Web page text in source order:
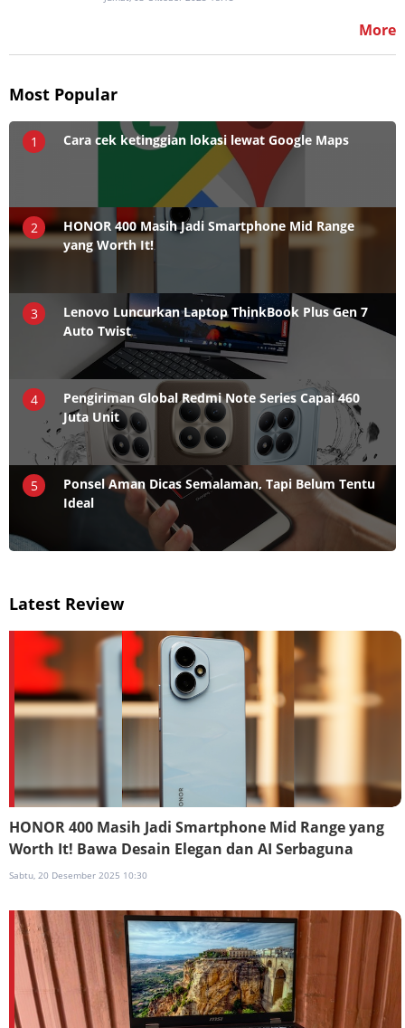
More
Most Popular
1 Cara cek ketinggian lokasi lewat Google Maps
2
HONOR 400 Masih Jadi Smartphone Mid Range
yang Worth It!
3
Lenovo Luncurkan Laptop ThinkBook Plus Gen 7
Auto Twist
4
Pengiriman Global Redmi Note Series Capai 460
Juta Unit
5
Ponsel Aman Dicas Semalaman, Tapi Belum Tentu
Ideal
Latest Review
HONOR 400 Masih Jadi Smartphone Mid Range yang
Worth It! Bawa Desain Elegan dan AI Serbaguna
Sabtu, 20 Desember 2025 10:30